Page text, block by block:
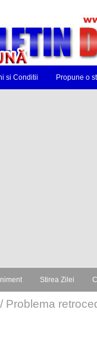
si Conditii Propune o
Stirea Zilei
/ Problema